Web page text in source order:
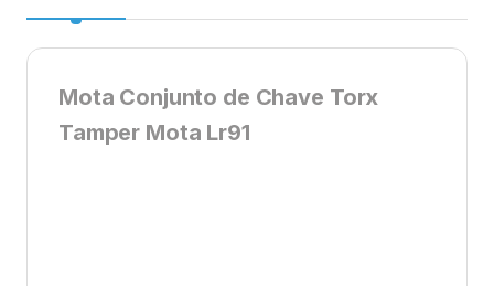
Mota Conjunto de Chave Torx
Tamper Mota Lr91